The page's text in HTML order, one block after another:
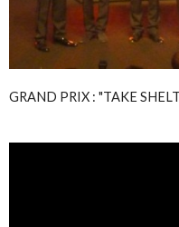
GRAND PRIX : "TAKE